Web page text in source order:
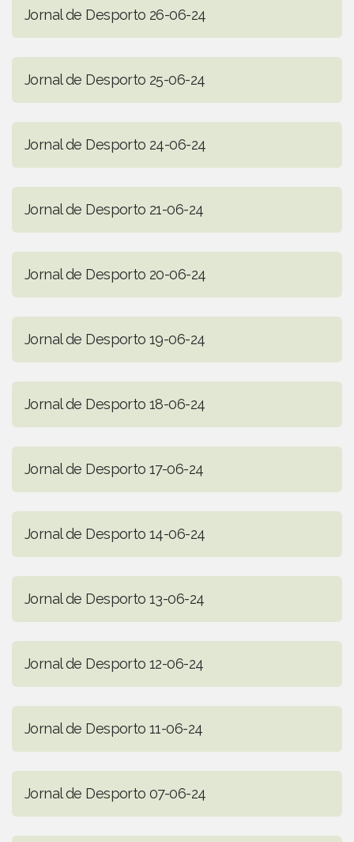
Jornal de Desporto 26-06-24
Jornal de Desporto 25-06-24
Jornal de Desporto 24-06-24
Jornal de Desporto 21-06-24
Jornal de Desporto 20-06-24
Jornal de Desporto 19-06-24
Jornal de Desporto 18-06-24
Jornal de Desporto 17-06-24
Jornal de Desporto 14-06-24
Jornal de Desporto 13-06-24
Jornal de Desporto 12-06-24
Jornal de Desporto 11-06-24
Jornal de Desporto 07-06-24